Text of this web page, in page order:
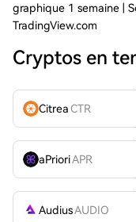
graphique 1 semaine |
TradingView.com
Cryptos en
CitreaCTR
aPrioriAPR
AudiusAUDIO